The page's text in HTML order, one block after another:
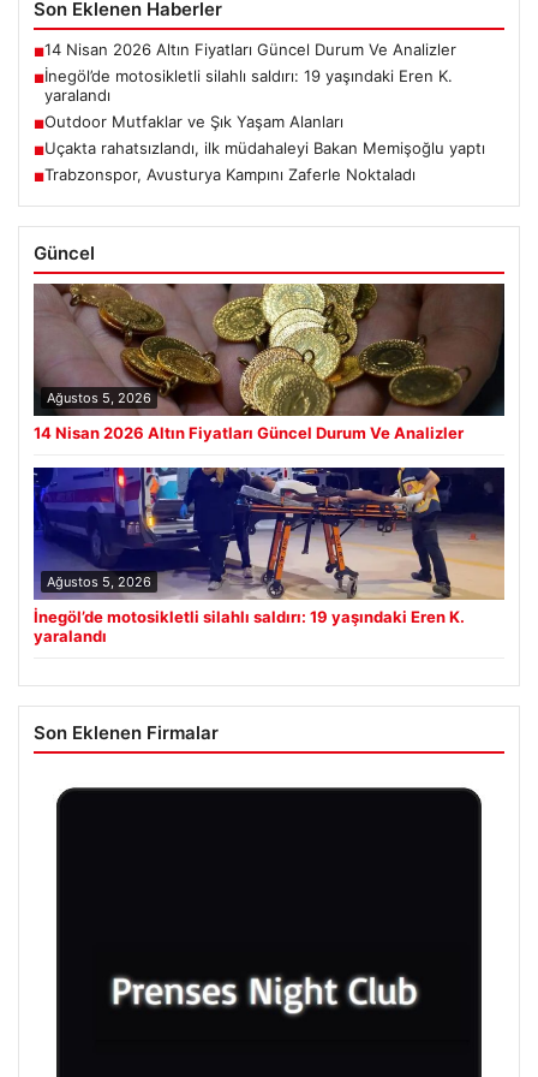
Son Eklenen Haberler
■14 Nisan 2026 Altın Fiyatları Güncel Durum Ve Analizler
■İnegöl’de motosikletli silahlı saldırı: 19 yaşındaki Eren K.
yaralandı
■Outdoor Mutfaklar ve Şık Yaşam Alanları
■Uçakta rahatsızlandı, ilk müdahaleyi Bakan Memişoğlu yaptı
■Trabzonspor, Avusturya Kampını Zaferle Noktaladı
Güncel
Ağustos 5, 2026
14 Nisan 2026 Altın Fiyatları Güncel Durum Ve Analizler
Ağustos 5, 2026
İnegöl’de motosikletli silahlı saldırı: 19 yaşındaki Eren K.
yaralandı
Son Eklenen Firmalar